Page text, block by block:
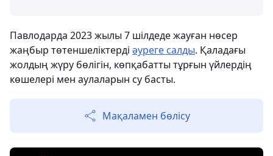
Павлодарда 2023 жылы 7 шілдеде жауған нөсер
жаңбыр төтеншеліктерді әуреге салды. Қаладағы
жолдың жүру бөлігін, көпқабатты тұрғын үйлердің
көшелері мен аулаларын су басты.
Мақаламен бөлісу